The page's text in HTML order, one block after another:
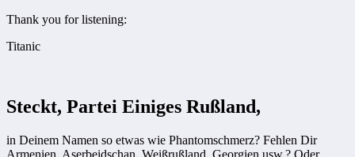
Thank you for listening:
Titanic
Steckt, Partei Einiges Rußland,
in Deinem Namen so etwas wie Phantomschmerz? Fehlen Dir
Armenien, Aserbeidschan, Weißrußland, Georgien usw.? Oder